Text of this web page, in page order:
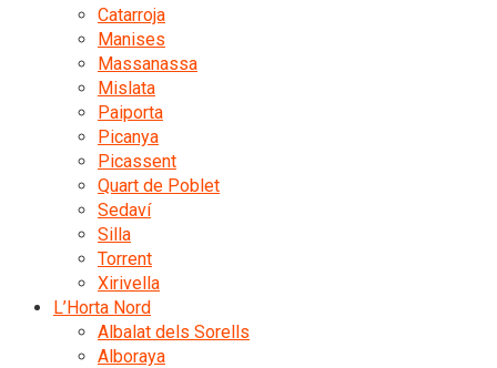
Catarroja
Manises
Massanassa
Mislata
Paiporta
Picanya
Picassent
Quart de Poblet
Sedaví
Silla
Torrent
Xirivella
L’Horta Nord
Albalat dels Sorells
Alboraya